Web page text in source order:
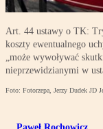
Art. 44 ustawy o TK:
koszty ewentualnego
„może wywoływać
nieprzewidzianymi w
Foto: Fotorzepa, Jerzy Dudek JD